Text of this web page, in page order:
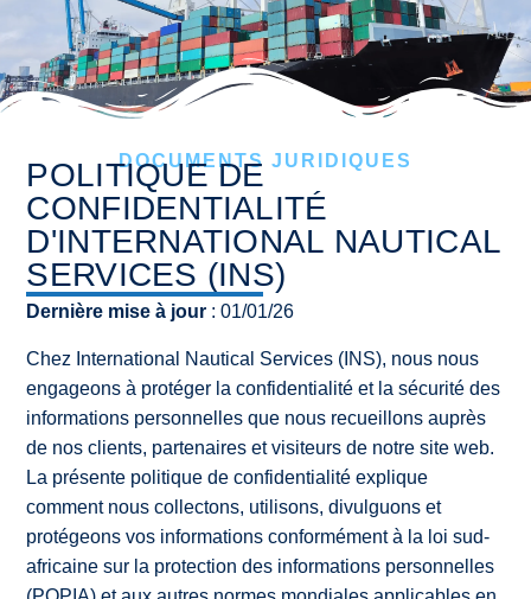
DOCUMENTS JURIDIQUES
POLITIQUE DE
CONFIDENTIALITÉ
D'INTERNATIONAL NAUTICAL
SERVICES (INS)
Dernière mise à jour : 01/01/26
Chez International Nautical Services (INS), nous nous
engageons à protéger la confidentialité et la sécurité des
informations personnelles que nous recueillons auprès
de nos clients, partenaires et visiteurs de notre site web.
La présente politique de confidentialité explique
comment nous collectons, utilisons, divulguons et
protégeons vos informations conformément à la loi sud-
africaine sur la protection des informations personnelles